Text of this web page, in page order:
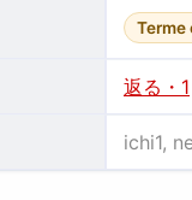
Terme
返る・1
ichi1,